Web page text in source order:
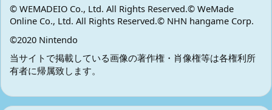
© WEMADEIO Co., Ltd. All Rights Reserved.© WeMade
Online Co., Ltd. All Rights Reserved.© NHN hangame Corp.
©2020 Nintendo
当サイトで掲載している画像の著作権・肖像権等は各権利所
有者に帰属致します。